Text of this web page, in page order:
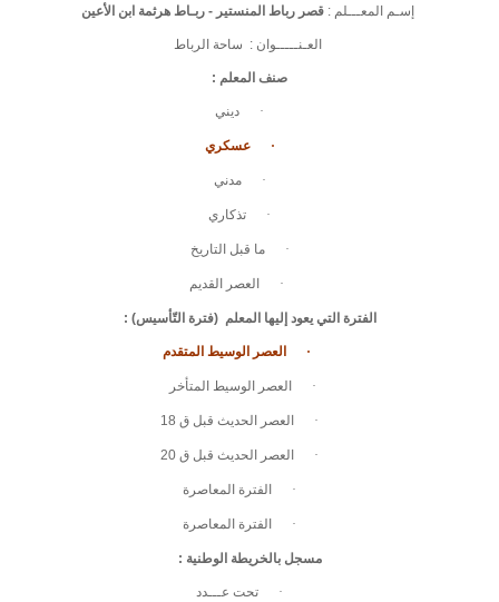
إسـم المعـــلم : قصر رباط المنستير - ربـاط هرثمة ابن الأعين
العـنـــــوان : ساحة الرباط
صنف المعلم :
· ديني
· عسكري
· مدني
· تذكاري
· ما قبل التاريخ
· العصر القديم
الفترة التي يعود إليها المعلم (فترة التّأسيس) :
· العصر الوسيط المتقدم
· العصر الوسيط المتأخر
· العصر الحديث قبل ق 18
· العصر الحديث قبل ق 20
· الفترة المعاصرة
· الفترة المعاصرة
مسجل بالخريطة الوطنية :
· تحت عـــدد